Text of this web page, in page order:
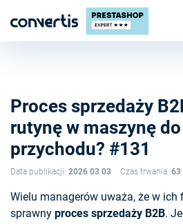
Proces sprzedaży
rutynę w maszynę
przychodu? #131
Data publikacji: 2026 03 03 Czas trwania: 63
Wielu managerów uważa, że w
sprawny proces sprzedaży B2B.